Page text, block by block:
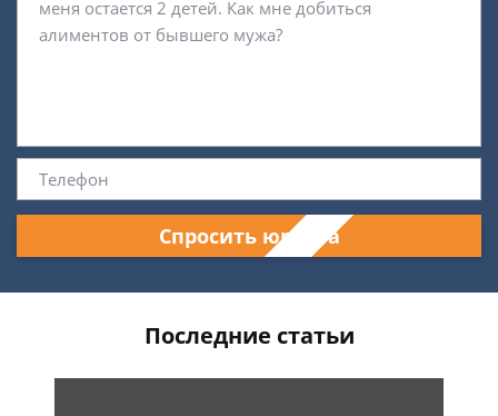
Спросить юриста
Последние статьи